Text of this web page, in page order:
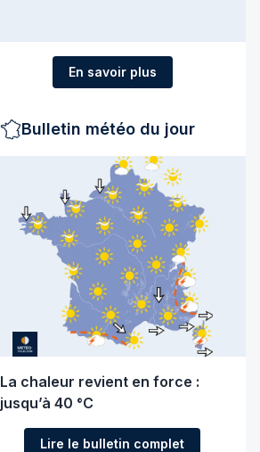
En savoir plus
Bulletin météo du jour
La chaleur revient en force :
jusqu’à 40 °C
Lire le bulletin complet